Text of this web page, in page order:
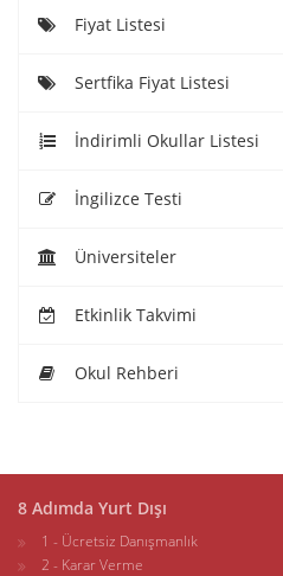
Fiyat Listesi
Sertfika Fiyat Listesi
İndirimli Okullar Listesi
İngilizce Testi
Üniversiteler
Etkinlik Takvimi
Okul Rehberi
8 Adımda Yurt Dışı
1 - Ücretsiz Danışmanlık
2 - Karar Verme